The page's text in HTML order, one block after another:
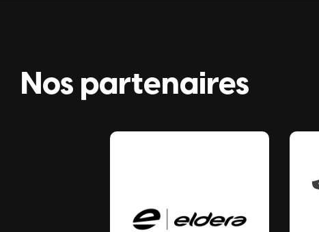
Nos partenaires